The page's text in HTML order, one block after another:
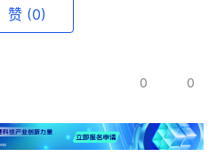
赞 (0)
0 0